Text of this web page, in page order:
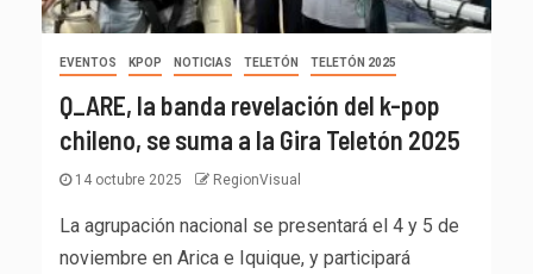
EVENTOS KPOP NOTICIAS TELETÓN TELETÓN 2025
Q_ARE, la banda revelación del k-pop
chileno, se suma a la Gira Teletón 2025
14 octubre 2025 RegionVisual
La agrupación nacional se presentará el 4 y 5 de
noviembre en Arica e Iquique, y participará